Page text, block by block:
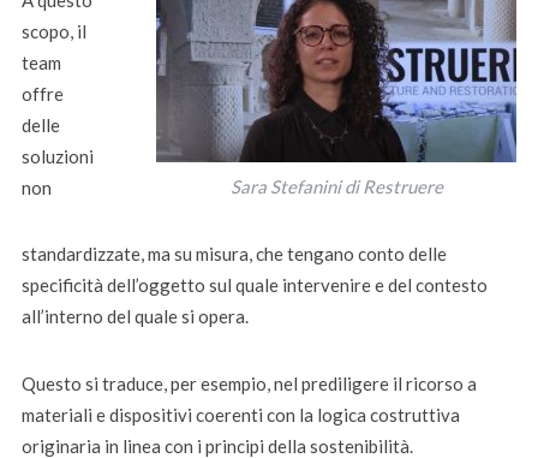
Sara Stefanini di Restruere
scopo, il
team
offre
delle
soluzioni
non
standardizzate, ma su misura, che tengano conto delle
specificità dell’oggetto sul quale intervenire e del contesto
all’interno del quale si opera.
Questo si traduce, per esempio, nel prediligere il ricorso a
materiali e dispositivi coerenti con la logica costruttiva
originaria in linea con i principi della sostenibilità.